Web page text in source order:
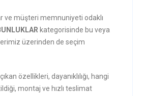
ve müşteri memnuniyeti odaklı
kategorisinde bu veya
üzerinden de seçim
özellikleri, dayanıklılığı, hangi
montaj ve hızlı teslimat